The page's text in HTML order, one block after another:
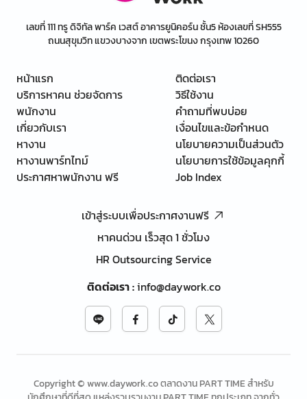
เลขที่ 111 ทรู ดิจิทัล พาร์ค เวสต์ อาคารยูนิคอร์น ชั้น5 ห้องเลขที่ SH555
ถนนสุขุมวิท แขวงบางจาก เขตพระโขนง กรุงเทพ 10260
หน้าแรก
บริการหาคน ช่วยจัดการ
พนักงาน
เกี่ยวกับเรา
หางาน
หางานพาร์ทไทม์
ประกาศหาพนักงาน ฟรี
ติดต่อเรา
วิธีใช้งาน
คำถามที่พบบ่อย
เงื่อนไขและข้อกำหนด
นโยบายความเป็นส่วนตัว
นโยบายการใช้ข้อมูลคุกกี้
Job Index
เข้าสู่ระบบเพื่อประกาศงานฟรี
หาคนด่วน เร็วสุด 1 ชั่วโมง
HR Outsourcing Service
ติดต่อเรา:info@daywork.co
Copyright © www.daywork.co ตลาดงาน PART TIME สำหรับ